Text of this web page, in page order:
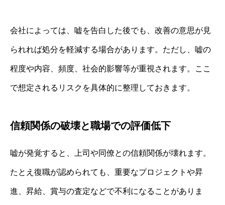
会社によっては、嘘を告白した後でも、改善の意思が見
られれば処分を軽減する場合があります。ただし、嘘の
程度や内容、頻度、社会的影響等が重視されます。ここ
で想定されるリスクを具体的に整理しておきます。
信頼関係の破壊と職場での評価低下
嘘が発覚すると、上司や同僚との信頼関係が壊れます。
たとえ復職が認められても、重要なプロジェクトや昇
進、昇給、賞与の査定などで不利になることがありま